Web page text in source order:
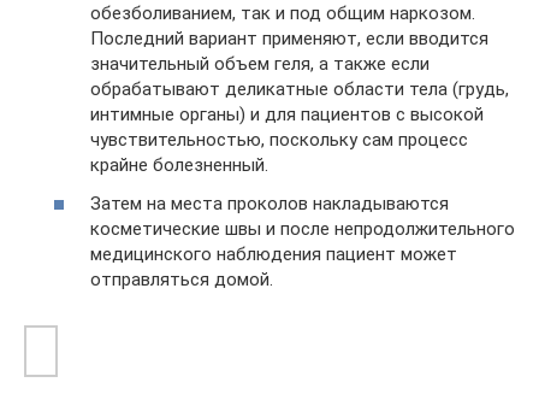
обезболиванием, так и под общим наркозом.
Последний вариант применяют, если вводится
значительный объем геля, а также если
обрабатывают деликатные области тела (грудь,
интимные органы) и для пациентов с высокой
чувствительностью, поскольку сам процесс
крайне болезненный.
Затем на места проколов накладываются
косметические швы и после непродолжительного
медицинского наблюдения пациент может
отправляться домой.